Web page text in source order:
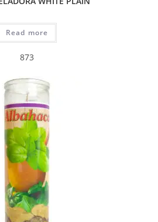
Read more
873